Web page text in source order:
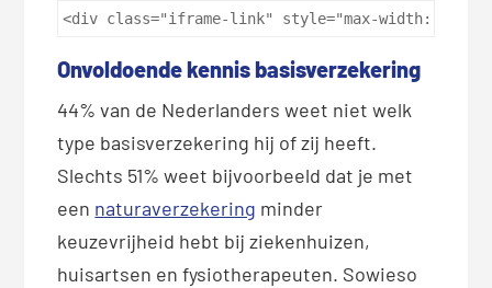
<div class="iframe-link" style="max-width:
Onvoldoende kennis basisverzekering
44% van de Nederlanders weet niet welk
type basisverzekering hij of zij heeft.
Slechts 51% weet bijvoorbeeld dat je met
een naturaverzekering minder
keuzevrijheid hebt bij ziekenhuizen,
huisartsen en fysiotherapeuten. Sowieso